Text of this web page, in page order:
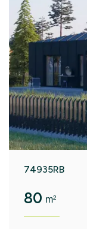
74935RB
80 m²